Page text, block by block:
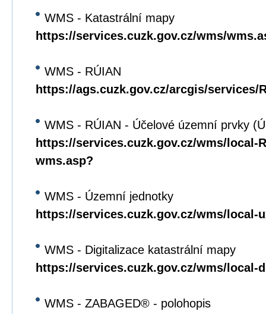
WMS - Katastrální mapy
https://services.cuzk.gov.cz/wms/
WMS - RÚIAN
https://ags.cuzk.gov.cz/arcgis/services/
WMS - RÚIAN - Účelové územní prvky
https://services.cuzk.gov.cz/wms/local-
wms.asp?
WMS - Územní jednotky
https://services.cuzk.gov.cz/wms/local-
WMS - Digitalizace katastrální mapy
https://services.cuzk.gov.cz/wms/local-
WMS - ZABAGED® - polohopis